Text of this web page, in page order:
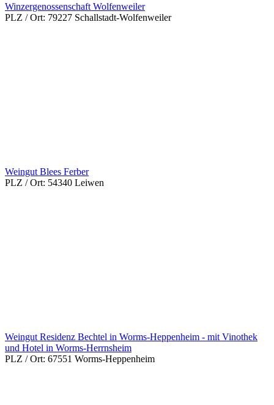
Winzergenossenschaft Wolfenweiler
PLZ / Ort: 79227 Schallstadt-Wolfenweiler
Weingut Blees Ferber
PLZ / Ort: 54340 Leiwen
Weingut Residenz Bechtel in Worms-Heppenheim - mit Vinothek
und Hotel in Worms-Herrnsheim
PLZ / Ort: 67551 Worms-Heppenheim